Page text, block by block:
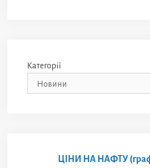
Категорії
ЦІНИ НА НАФТУ